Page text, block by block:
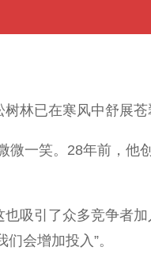
林已在寒风中舒展苍
微一笑。28年前，
吸引了众多竞争者
会增加投入”。